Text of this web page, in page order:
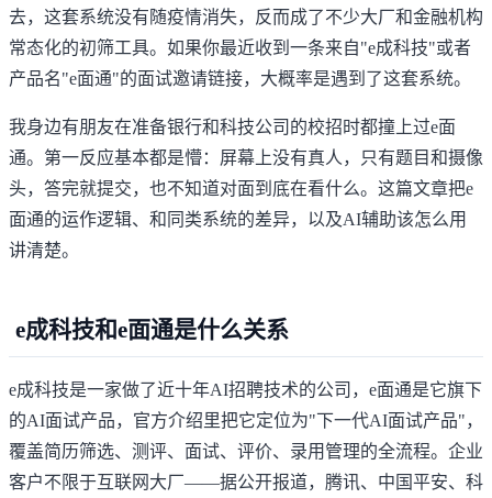
去，这套系统没有随疫情消失，反而成了不少大厂和金融机构
常态化的初筛工具。如果你最近收到一条来自"e成科技"或者
产品名"e面通"的面试邀请链接，大概率是遇到了这套系统。
我身边有朋友在准备银行和科技公司的校招时都撞上过e面
通。第一反应基本都是懵：屏幕上没有真人，只有题目和摄像
头，答完就提交，也不知道对面到底在看什么。这篇文章把e
面通的运作逻辑、和同类系统的差异，以及AI辅助该怎么用
讲清楚。
e成科技和e面通是什么关系
e成科技是一家做了近十年AI招聘技术的公司，e面通是它旗下
的AI面试产品，官方介绍里把它定位为"下一代AI面试产品"，
覆盖简历筛选、测评、面试、评价、录用管理的全流程。企业
客户不限于互联网大厂——据公开报道，腾讯、中国平安、科